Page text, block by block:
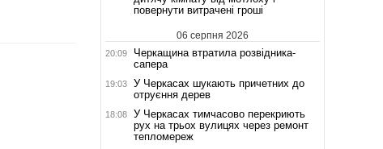
повернути витрачені гроші
06 серпня 2026
20:09
Черкащина втратила розвідника-
сапера
19:03
У Черкасах шукають причетних до
отруєння дерев
18:08
У Черкасах тимчасово перекриють
рух на трьох вулицях через ремонт
тепломереж